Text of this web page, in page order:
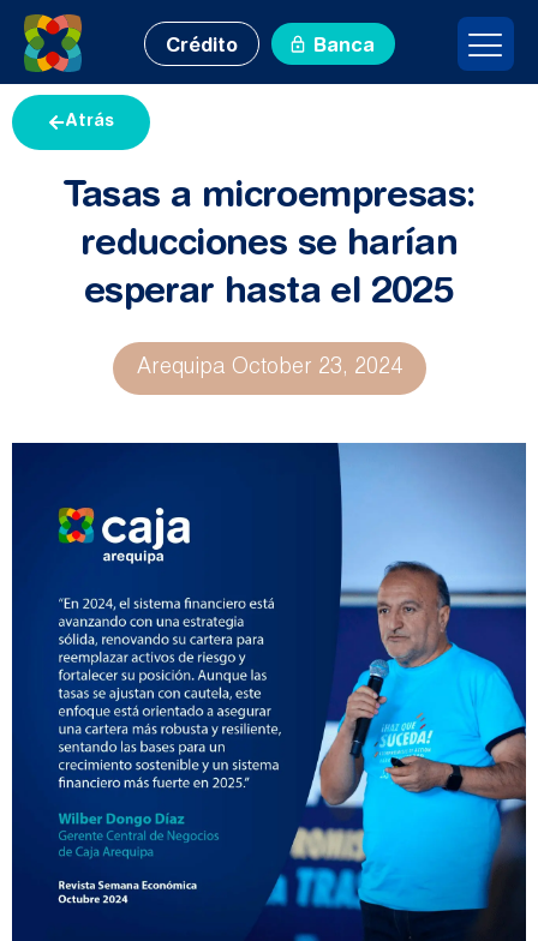
Crédito Banca
Atrás
Tasas a microempresas:
reducciones se harían
esperar hasta el 2025
Arequipa October 23, 2024